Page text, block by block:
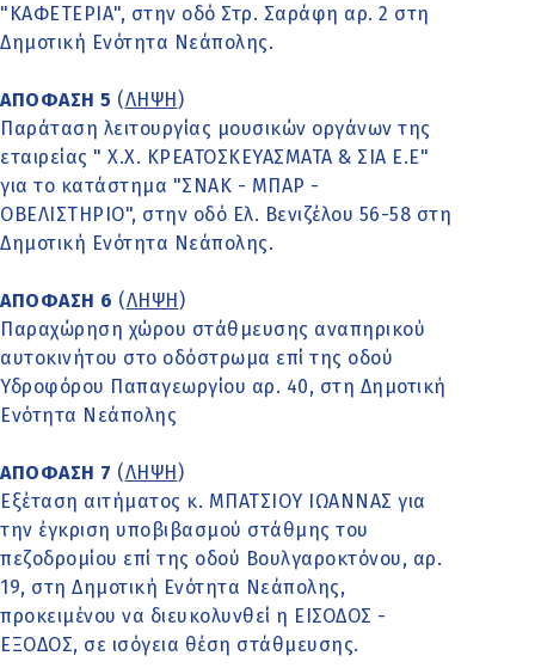
"ΚΑΦΕΤΕΡΙΑ", στην οδό Στρ. Σαράφη αρ. 2 στη
Δημοτική Ενότητα Νεάπολης.
ΑΠΟΦΑΣΗ 5 (ΛΗΨΗ )
Παράταση λειτουργίας μουσικών οργάνων της
εταιρείας " Χ.Χ. ΚΡΕΑΤΟΣΚΕΥΑΣΜΑΤΑ & ΣΙΑ Ε.Ε"
για το κατάστημα "ΣΝΑΚ - ΜΠΑΡ -
ΟΒΕΛΙΣΤΗΡΙΟ", στην οδό Ελ. Βενιζέλου 56-58 στη
Δημοτική Ενότητα Νεάπολης.
ΑΠΟΦΑΣΗ 6 (ΛΗΨΗ )
Παραχώρηση χώρου στάθμευσης αναπηρικού
αυτοκινήτου στο οδόστρωμα επί της οδού
Υδροφόρου Παπαγεωργίου αρ. 40, στη Δημοτική
Ενότητα Νεάπολης
ΑΠΟΦΑΣΗ 7 (ΛΗΨΗ )
Εξέταση αιτήματος κ. ΜΠΑΤΣΙΟΥ ΙΩΑΝΝΑΣ για
την έγκριση υποβιβασμού στάθμης του
πεζοδρομίου επί της οδού Βουλγαροκτόνου, αρ.
19, στη Δημοτική Ενότητα Νεάπολης,
προκειμένου να διευκολυνθεί η ΕΙΣΟΔΟΣ -
ΕΞΟΔΟΣ, σε ισόγεια θέση στάθμευσης.